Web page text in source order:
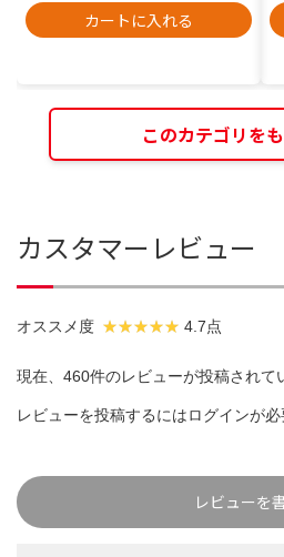
カートに入れる
このカテゴリを
カスタマーレビュー
オススメ度 4.7点
現在、460件のレビューが投稿されて
レビューを投稿するにはログインが必
レビューを